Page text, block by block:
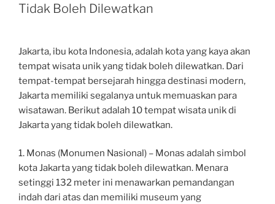
Tidak Boleh Dilewatkan
Jakarta, ibu kota Indonesia, adalah kota yang kaya akan
tempat wisata unik yang tidak boleh dilewatkan. Dari
tempat-tempat bersejarah hingga destinasi modern,
Jakarta memiliki segalanya untuk memuaskan para
wisatawan. Berikut adalah 10 tempat wisata unik di
Jakarta yang tidak boleh dilewatkan.
1. Monas (Monumen Nasional) – Monas adalah simbol
kota Jakarta yang tidak boleh dilewatkan. Menara
setinggi 132 meter ini menawarkan pemandangan
indah dari atas dan memiliki museum yang